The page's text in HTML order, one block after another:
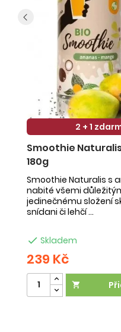
2 + 1
Smoothie
180g
Smoothie Naturalis s
nabité všemi
jedinečnému složení
snídani či lehčí ...
 Skladem
239 Kč
